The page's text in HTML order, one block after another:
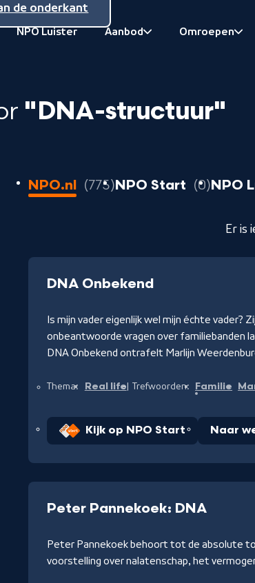
de onderkant
NPO Luister
Aanbod
Omroepen
"DNA-structuur"
100
resultaten
NPO.nl 775 resultaten
NPO Start 0 NPO
Er is
DNA Onbekend
Is mijn vader eigenlijk wel mijn échte vader?
onbeantwoorde vragen over familiebanden
DNA Onbekend ontrafelt Marlijn
Thema: Real life Trefwoorden: Familie
Kijk op NPO Start Naar
Peter Pannekoek: DNA
Peter Pannekoek behoort tot de absolute
voorstelling over nalatenschap, het